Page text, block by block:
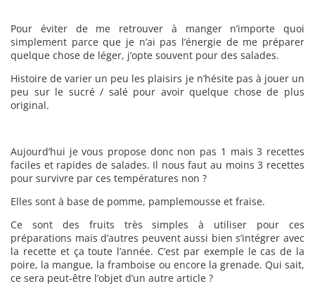
Pour éviter de me retrouver à manger n’importe quoi
simplement parce que je n’ai pas l’énergie de me préparer
quelque chose de léger, j’opte souvent pour des salades.
Histoire de varier un peu les plaisirs je n’hésite pas à jouer un
peu sur le sucré / salé pour avoir quelque chose de plus
original.
Aujourd’hui je vous propose donc non pas 1 mais 3 recettes
faciles et rapides de salades. Il nous faut au moins 3 recettes
pour survivre par ces températures non ?
Elles sont à base de pomme, pamplemousse et fraise.
Ce sont des fruits très simples à utiliser pour ces
préparations mais d’autres peuvent aussi bien s’intégrer avec
la recette et ça toute l’année. C’est par exemple le cas de la
poire, la mangue, la framboise ou encore la grenade. Qui sait,
ce sera peut-être l’objet d’un autre article ?